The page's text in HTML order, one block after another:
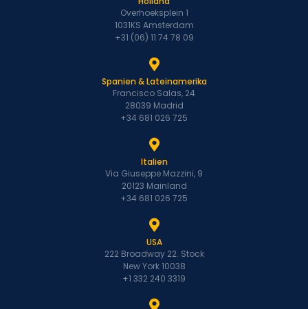
Overhoeksplein 1
1031KS Amsterdam
+31 (06) 11 74 78 09
Spanien & Lateinamerika
Francisco Salas, 24
28039 Madrid
+34 681 026 725
Italien
Via Giuseppe Mazzini, 9
20123 Mainland
+34 681 026 725
USA
222 Broadway 22. Stock
New York 10038
+1 332 240 3319